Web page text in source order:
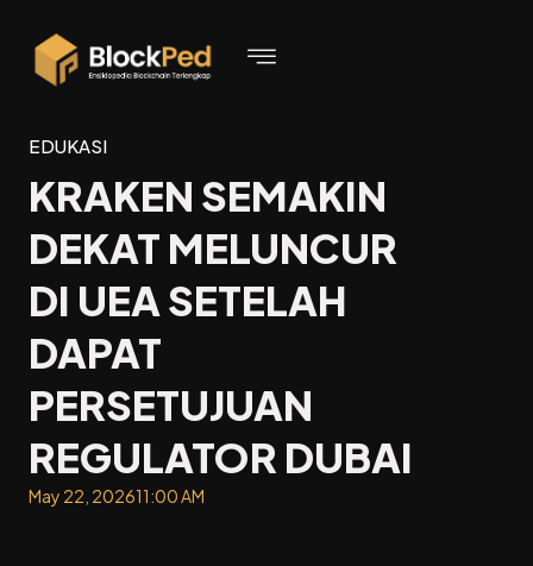
EDUKASI
KRAKEN SEMAKIN
DEKAT MELUNCUR
DI UEA SETELAH
DAPAT
PERSETUJUAN
REGULATOR DUBAI
May 22, 202611:00 AM